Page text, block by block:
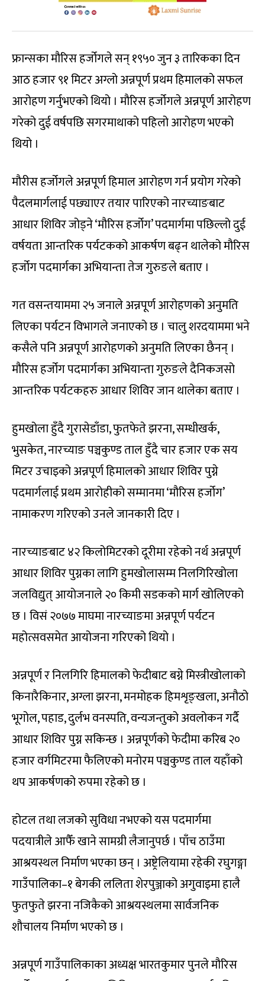
फ्रान्सका मौरिस हर्जोगले सन् १९५० जुन ३ तारिकका दिन
आठ हजार ९१ मिटर अग्लो अन्नपूर्ण प्रथम हिमालको सफल
आरोहण गर्नुभएको थियो । मौरिस हर्जोगले अन्नपूर्ण आरोहण
गरेको दुई वर्षपछि सगरमाथाको पहिलो आरोहण भएको
थियो ।
मौरीस हर्जोगले अन्नपूर्ण हिमाल आरोहण गर्न प्रयोग गरेको
पैदलमार्गलाई पछ्याएर तयार पारिएको नारच्याङबाट
आधार शिविर जोड्ने ‘मौरिस हर्जोग’ पदमार्गमा पछिल्लो दुई
वर्षयता आन्तरिक पर्यटकको आकर्षण बढ्न थालेको मौरिस
हर्जोग पदमार्गका अभियान्ता तेज गुरुङले बताए ।
गत वसन्तयाममा २५ जनाले अन्नपूर्ण आरोहणको अनुमति
लिएका पर्यटन विभागले जनाएको छ । चालु शरदयाममा भने
कसैले पनि अन्नपूर्ण आरोहणको अनुमति लिएका छैनन् ।
मौरिस हर्जोग पदमार्गका अभियान्ता गुरुङले दैनिकजसो
आन्तरिक पर्यटकहरु आधार शिविर जान थालेका बताए ।
हुमखोला हुँदै गुरासेडाँडा, फुतफेते झरना, सम्धीखर्क,
भुसकेत, नारच्याङ पञ्चकुण्ड ताल हुँदै चार हजार एक सय
मिटर उचाइको अन्नपूर्ण हिमालको आधार शिविर पुग्ने
पदमार्गलाई प्रथम आरोहीको सम्मानमा ‘मौरिस हर्जोग’
नामाकरण गरिएको उनले जानकारी दिए ।
नारच्याङबाट ४२ किलोमिटरको दूरीमा रहेको नर्थ अन्नपूर्ण
आधार शिविर पुग्नका लागि हुमखोलासम्म निलगिरिखोला
जलविद्युत् आयोजनाले २० किमी सडकको मार्ग खोलिएको
छ । विसं २०७७ माघमा नारच्याङमा अन्नपूर्ण पर्यटन
महोत्सवसमेत आयोजना गरिएको थियो ।
अन्नपूर्ण र निलगिरि हिमालको फेदीबाट बग्ने मिस्त्रीखोलाको
किनारैकिनार, अग्ला झरना, मनमोहक हिमशृङ्खला, अनौठो
भूगोल, पहाड, दुर्लभ वनस्पति, वन्यजन्तुको अवलोकन गर्दै
आधार शिविर पुग्न सकिन्छ । अन्नपूर्णको फेदीमा करिब २०
हजार वर्गमिटरमा फैलिएको मनोरम पञ्चकुण्ड ताल यहाँको
थप आकर्षणको रुपमा रहेको छ ।
होटल तथा लजको सुविधा नभएको यस पदमार्गमा
पदयात्रीले आफैँ खाने सामग्री लैजानुपर्छ । पाँच ठाउँमा
आश्रयस्थल निर्माण भएका छन् । अष्ट्रेलियामा रहेकी रघुगङ्गा
गाउँपालिका–१ बेगकी ललिता शेरपुञ्जाको अगुवाइमा हालै
फुतफुते झरना नजिकैको आश्रयस्थलमा सार्वजनिक
शौचालय निर्माण भएको छ ।
अन्नपूर्ण गाउँपालिकाका अध्यक्ष भारतकुमार पुनले मौरिस